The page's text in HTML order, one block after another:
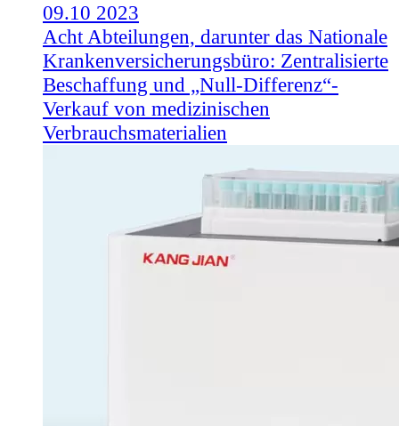
09.10 2023
Acht Abteilungen, darunter das Nationale
Krankenversicherungsbüro: Zentralisierte
Beschaffung und „Null-Differenz“-
Verkauf von medizinischen
Verbrauchsmaterialien